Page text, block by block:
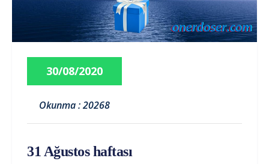
30/08/2020
Okunma : 20268
31 Ağustos haftası